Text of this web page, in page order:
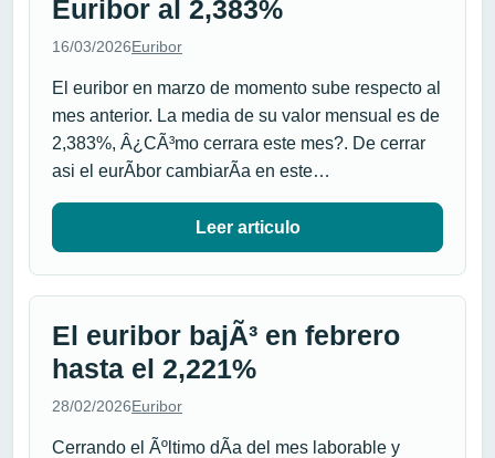
Euribor al 2,383%
16/03/2026Euribor
El euribor en marzo de momento sube respecto al
mes anterior. La media de su valor mensual es de
2,383%, Â¿CÃ³mo cerrara este mes?. De cerrar
asi el eurÃ­bor cambiarÃ­a en este…
Leer articulo
El euribor bajÃ³ en febrero
hasta el 2,221%
28/02/2026Euribor
Cerrando el Ãºltimo dÃ­a del mes laborable y